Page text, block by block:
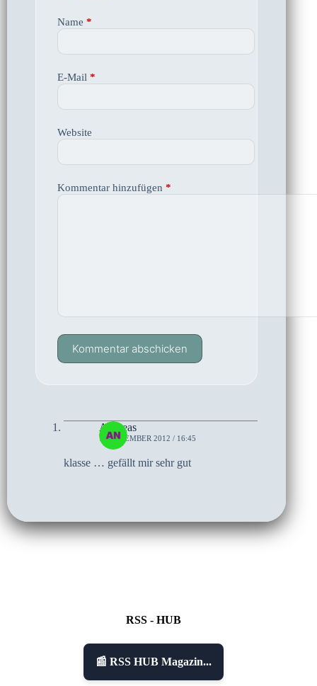
Name *
E-Mail *
Website
Kommentar hinzufügen *
Kommentar abschicken
Andreas
7. NOVEMBER 2012 / 16:45
klasse … gefällt mir sehr gut
RSS - HUB
📰 RSS HUB Magazin...